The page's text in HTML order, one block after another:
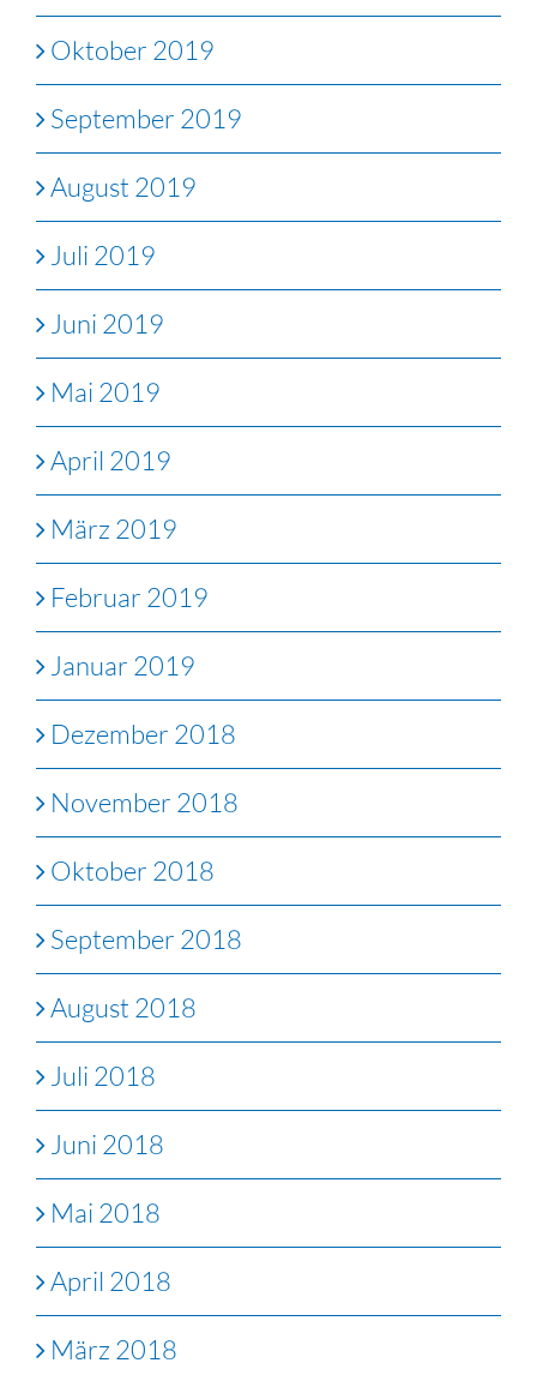
Oktober 2019
September 2019
August 2019
Juli 2019
Juni 2019
Mai 2019
April 2019
März 2019
Februar 2019
Januar 2019
Dezember 2018
November 2018
Oktober 2018
September 2018
August 2018
Juli 2018
Juni 2018
Mai 2018
April 2018
März 2018